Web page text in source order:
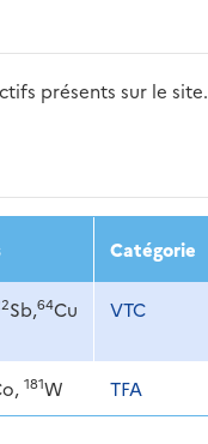
présents sur le site.
2022
Catégorie
Sb,64Cu VTC
181W TFA